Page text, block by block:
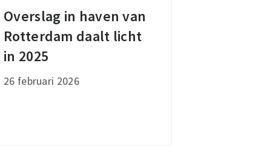
Overslag in haven van
Rotterdam daalt licht
in 2025
26 februari 2026
Overslag
in
haven